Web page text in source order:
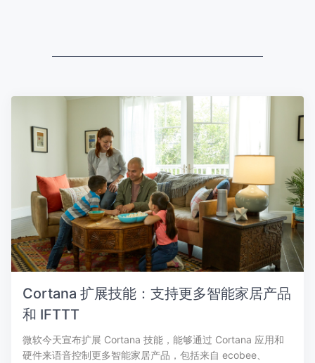
Cortana 扩展技能：支持更多智能家居产品
和 IFTTT
微软今天宣布扩展 Cortana 技能，能够通过 Cortana 应用和
硬件来语音控制更多智能家居产品，包括来自 ecobee、